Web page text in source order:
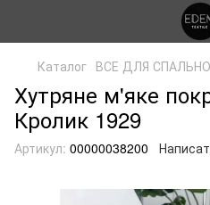
Каталог ВСЕ ДЛЯ
Хутряне м'яке
Кролик 1929
Артикул: 00000038200